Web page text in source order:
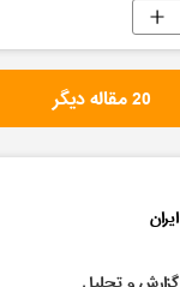
20 مقاله دیگر
ایران